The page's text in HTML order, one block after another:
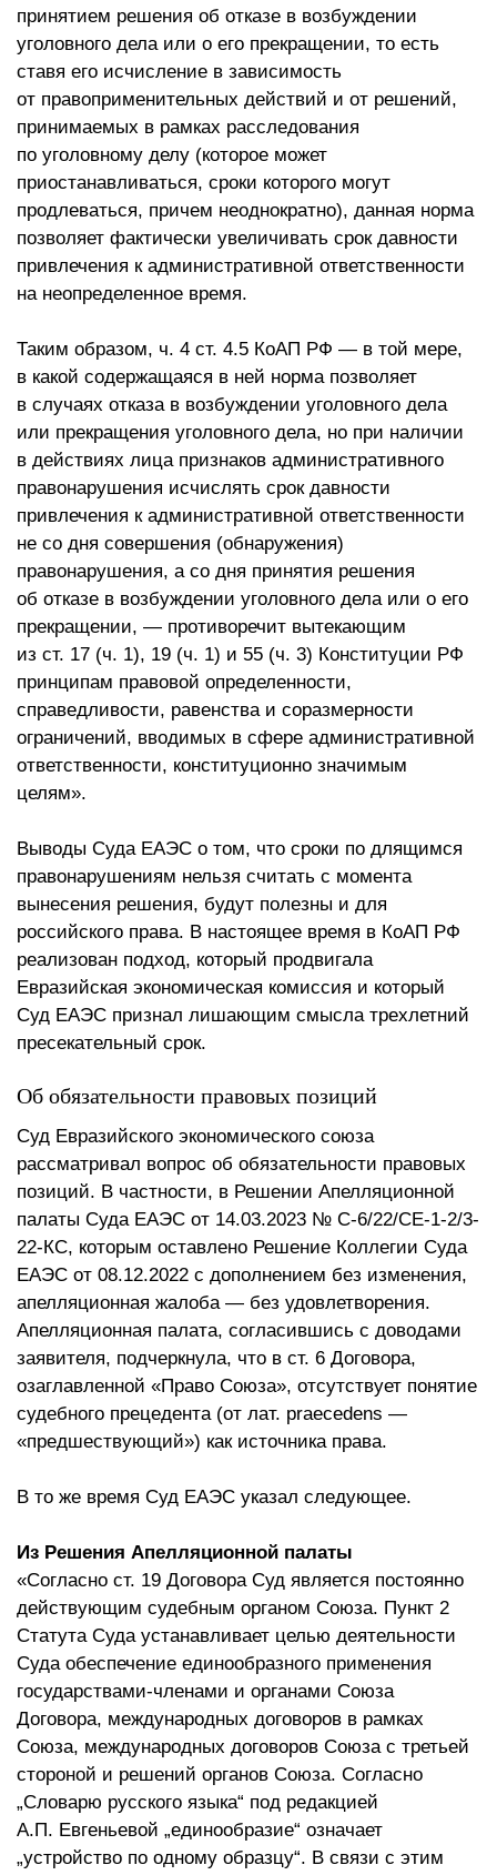
принятием решения об отказе в возбуждении
уголовного дела или о его прекращении, то есть
ставя его исчисление в зависимость
от правоприменительных действий и от решений,
принимаемых в рамках расследования
по уголовному делу (которое может
приостанавливаться, сроки которого могут
продлеваться, причем неоднократно), данная норма
позволяет фактически увеличивать срок давности
привлечения к административной ответственности
на неопределенное время.
Таким образом, ч. 4 ст. 4.5 КоАП РФ — в той мере,
в какой содержащаяся в ней норма позволяет
в случаях отказа в возбуждении уголовного дела
или прекращения уголовного дела, но при наличии
в действиях лица признаков административного
правонарушения исчислять срок давности
привлечения к административной ответственности
не со дня совершения (обнаружения)
правонарушения, а со дня принятия решения
об отказе в возбуждении уголовного дела или о его
прекращении, — противоречит вытекающим
из ст. 17 (ч. 1), 19 (ч. 1) и 55 (ч. 3) Конституции РФ
принципам правовой определенности,
справедливости, равенства и соразмерности
ограничений, вводимых в сфере административной
ответственности, конституционно значимым
целям».
Выводы Суда ЕАЭС о том, что сроки по длящимся
правонарушениям нельзя считать с момента
вынесения решения, будут полезны и для
российского права. В настоящее время в КоАП РФ
реализован подход, который продвигала
Евразийская экономическая комиссия и который
Суд ЕАЭС признал лишающим смысла трехлетний
пресекательный срок.
Об обязательности правовых позиций
Суд Евразийского экономического союза
рассматривал вопрос об обязательности правовых
позиций. В частности, в Решении Апелляционной
палаты Суда ЕАЭС от 14.03.2023 № С-6/22/СЕ-1-2/3-
22-КС, которым оставлено Решение Коллегии Суда
ЕАЭС от 08.12.2022 с дополнением без изменения,
апелляционная жалоба — без удовлетворения.
Апелляционная палата, согласившись с доводами
заявителя, подчеркнула, что в ст. 6 Договора,
озаглавленной «Право Союза», отсутствует понятие
судебного прецедента (от лат. praecedens —
«предшествующий») как источника права.
В то же время Суд ЕАЭС указал следующее.
Из Решения Апелляционной палаты
«Согласно ст. 19 Договора Суд является постоянно
действующим судебным органом Союза. Пункт 2
Статута Суда устанавливает целью деятельности
Суда обеспечение единообразного применения
государствами-членами и органами Союза
Договора, международных договоров в рамках
Союза, международных договоров Союза с третьей
стороной и решений органов Союза. Согласно
„Словарю русского языка“ под редакцией
А.П. Евгеньевой „единообразие“ означает
„устройство по одному образцу“. В связи с этим